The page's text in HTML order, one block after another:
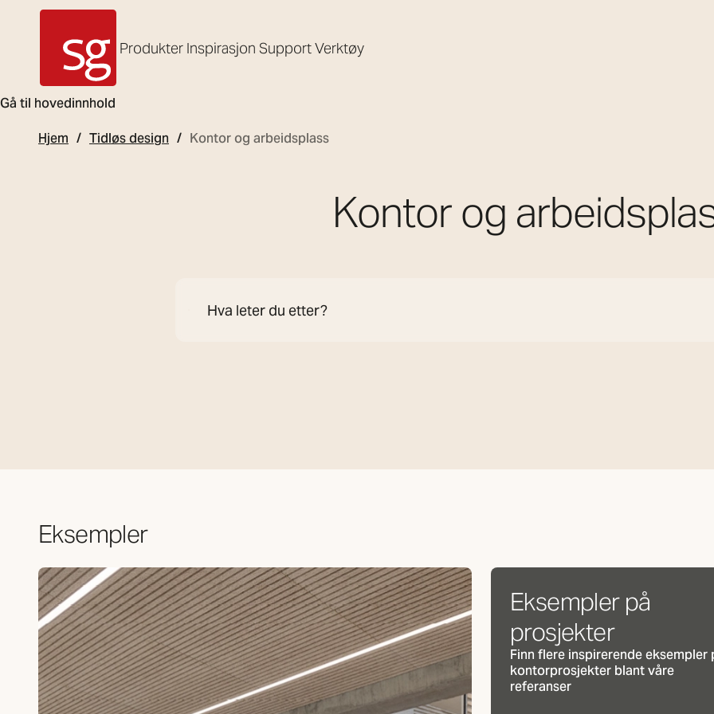
Gå til hovedinnhold
SG Armaturen
Produkter Inspirasjon SupportVerktøy
Hjem Tidløs design Kontor og arbeidsplass
Kontor og
Eksempler
Eksempler på
prosjekter
Finn flere inspirerende eksempler
kontorprosjekter blant våre
referanser